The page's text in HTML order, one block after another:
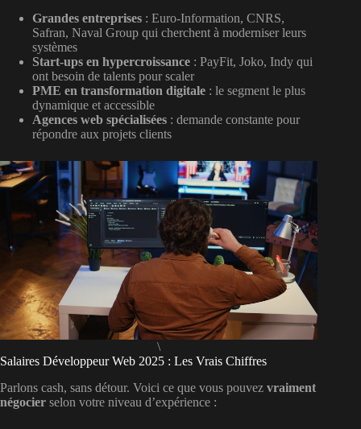
Grandes entreprises : Euro-Information, CNRS,
Safran, Naval Group qui cherchent à moderniser leurs
systèmes
Start-ups en hypercroissance : PayFit, Joko, Indy qui
ont besoin de talents pour scaler
PME en transformation digitale : le segment le plus
dynamique et accessible
Agences web spécialisées : demande constante pour
répondre aux projets clients
\
Salaires Développeur Web 2025 : Les Vrais Chiffres
Parlons cash, sans détour. Voici ce que vous pouvez vraiment
négocier selon votre niveau d’expérience :